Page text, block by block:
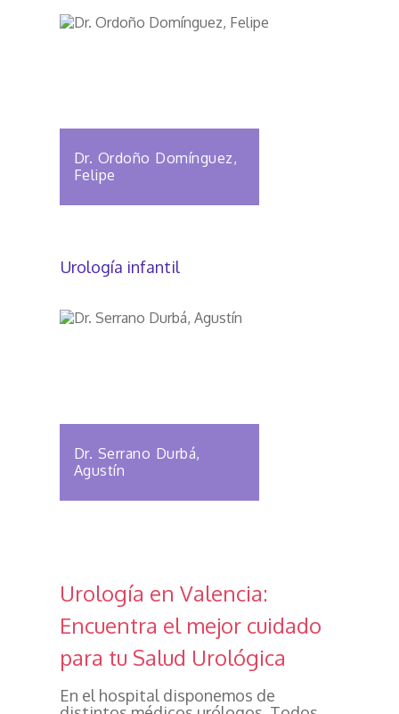
Dr. Ordoño Domínguez,
Felipe
Urología infantil
Dr. Serrano Durbá,
Agustín
Urología en Valencia:
Encuentra el mejor cuidado
para tu Salud Urológica
En el hospital disponemos de